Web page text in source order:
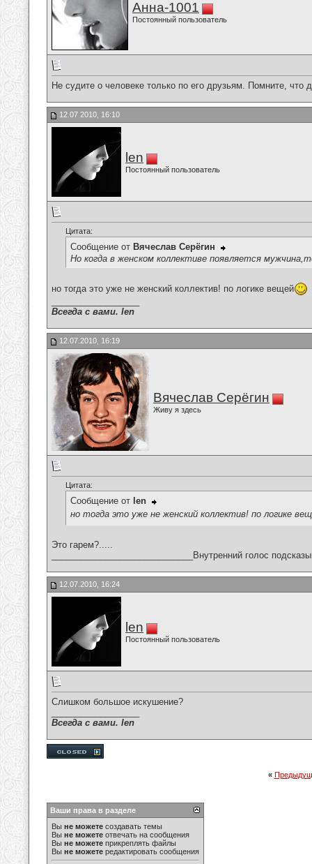
Анна-1001
Постоянный пользователь
Не судите о человеке только по его друзьям. Помните, что
12.07.2010, 16:10
len
Постоянный пользователь
Цитата:
Сообщение от Вячеслав Серёгин
Но когда в женском коллективе появляется
но тогда это уже не женский коллектив! по логике вещей
Всегда с вами. len
12.07.2010, 16:19
Вячеслав Серёгин
Живу я здесь
Цитата:
Сообщение от len
но тогда это уже не женский коллектив! по логике
Это гарем?.....
_____________________________Внутренний голос
12.07.2010, 16:24
len
Постоянный пользователь
Слишком большое искушение?
Всегда с вами. len
«
Ваши права в разделе
Вы не можете создавать темы
Вы не можете отвечать на сообщения
Вы не можете прикреплять файлы
Вы не можете редактировать сообщения